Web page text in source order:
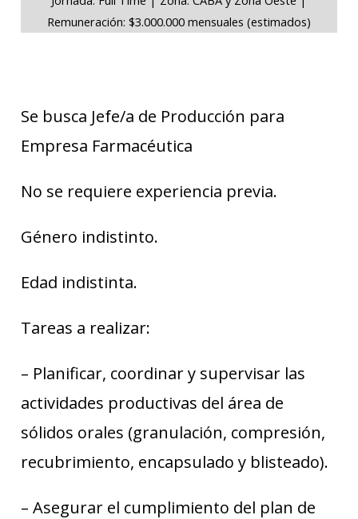
Remuneración: $3.000.000 mensuales (estimados)
Se busca Jefe/a de Producción para
Empresa Farmacéutica
No se requiere experiencia previa.
Género indistinto.
Edad indistinta.
Tareas a realizar:
– Planificar, coordinar y supervisar las
actividades productivas del área de
sólidos orales (granulación, compresión,
recubrimiento, encapsulado y blisteado).
– Asegurar el cumplimiento del plan de